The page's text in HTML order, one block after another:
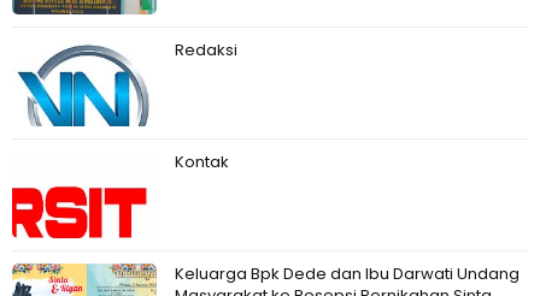
Redaksi
Kontak
Keluarga Bpk Dede dan Ibu Darwati Undang